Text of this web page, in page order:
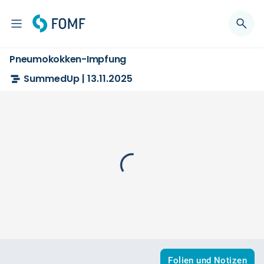
Pneumokokken-Impfung
SummedUp | 13.11.2025
Folien und Notizen